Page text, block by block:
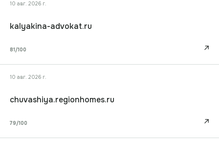
10 авг. 2026 г.
kalyakina-advokat.ru
81 /100 ↗
10 авг. 2026 г.
chuvashiya.regionhomes.ru
79/100 ↗